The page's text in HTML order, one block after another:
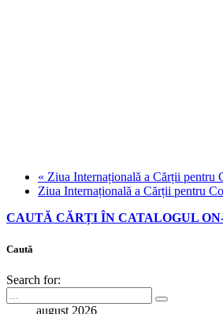
« Ziua Internațională a Cărții pentru
Ziua Internațională a Cărții pentru
CAUTĂ CĂRȚI ÎN CATALOGUL
Caută
Search for:
august 2026